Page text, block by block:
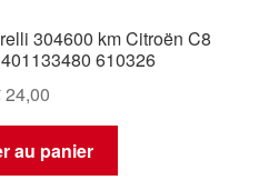
304600 km Citroën C8
610326
24,00
au panier